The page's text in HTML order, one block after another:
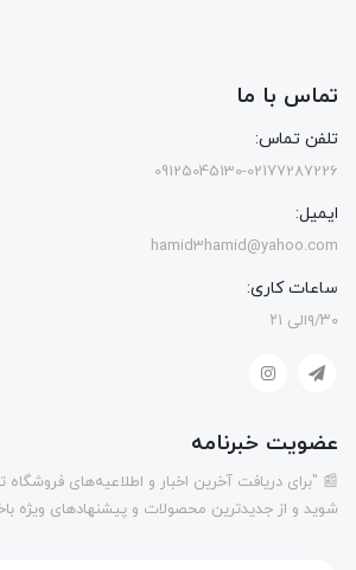
تماس با ما
تلفن تماس:
09125045130-02177287226
ایمیل:
hamid3hamid@yahoo.com
ساعات کاری:
۹/۳۰الی ۲۱
عضویت خبرنامه
📰 "برای دریافت آخرین اخبار و اطلاعیه‌های
شوید و از جدیدترین محصولات و پیشنهادهای ویژه